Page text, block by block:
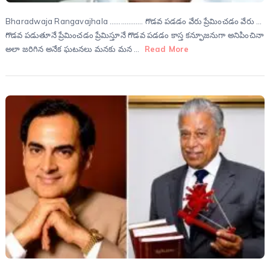
Bharadwaja Rangavajhala ……………… గొడవ పడడం వేరు ప్రేమించడం వేరు …
గొడవ పడుతూనే ప్రేమించడం ప్రేమిస్తూనే గొడవ పడడం కాస్త కన్ఫూజనుగా అనిపించినా
అలా జరిగిన అనేక ఘటనలు మనకు మన …
Read More